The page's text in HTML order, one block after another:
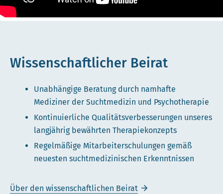
Wissenschaftlicher Beirat
Unabhängige Beratung durch namhafte
Mediziner der Suchtmedizin und Psychotherapie
Kontinuierliche Qualitätsverbesserungen unseres
langjährig bewährten Therapiekonzepts
Regelmäßige Mitarbeiterschulungen gemäß
neuesten suchtmedizinischen Erkenntnissen
Über den wissenschaftlichen Beirat